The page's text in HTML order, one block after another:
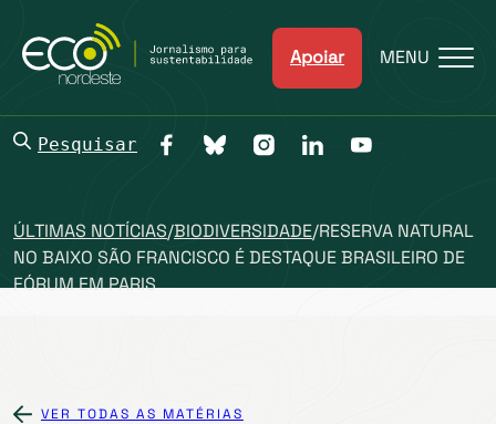
Apoiar MENU
Pesquisar
ÚLTIMAS NOTÍCIAS/BIODIVERSIDADE/RESERVA NATURAL
NO BAIXO SÃO FRANCISCO É DESTAQUE BRASILEIRO DE
FÓRUM EM PARIS
VER TODAS AS MATÉRIAS